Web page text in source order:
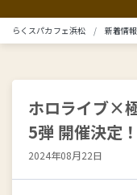
らくスパカフェ浜松 新着情
ホロライブ×
5弾 開催決定！
2024年08月22日